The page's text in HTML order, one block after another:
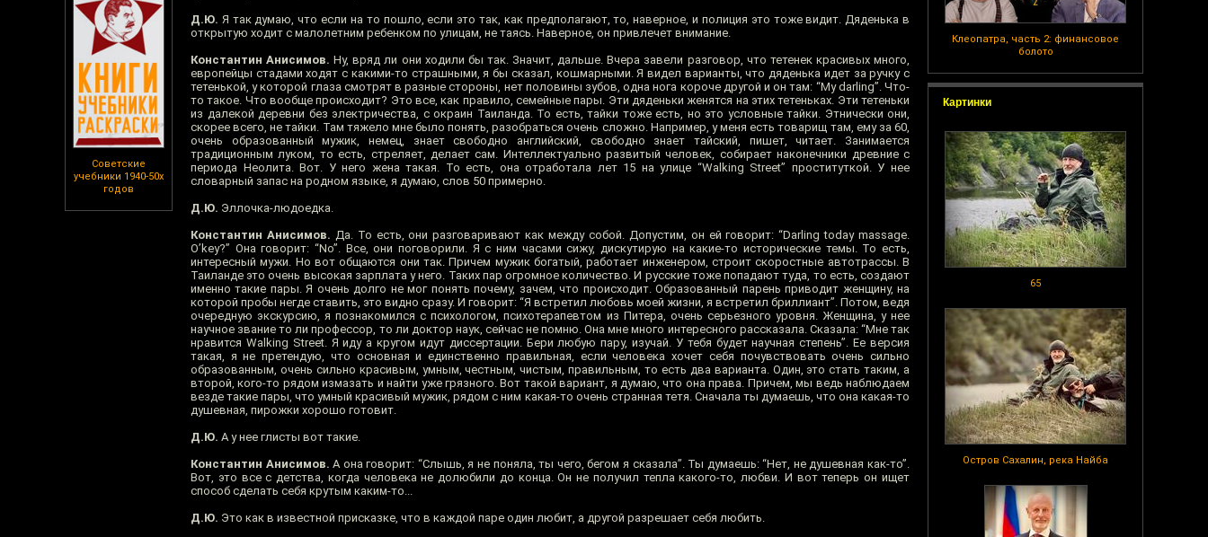
Советские
учебники 1940-50х
годов
Клеопатра, часть 2: финансовое
болото
Картинки
65
Остров Сахалин, река Найба
Д.Ю. Я так думаю, что если на то пошло, если это так, как предполагают, то, наверное, и полиция это тоже видит. Дяденька в
открытую ходит с малолетним ребенком по улицам, не таясь. Наверное, он привлечет внимание.
Константин Анисимов. Ну, вряд ли они ходили бы так. Значит, дальше. Вчера завели разговор, что тетенек красивых много,
европейцы стадами ходят с какими-то страшными, я бы сказал, кошмарными. Я видел варианты, что дяденька идет за ручку с
тетенькой, у которой глаза смотрят в разные стороны, нет половины зубов, одна нога короче другой и он там: “My darling”. Что-
то такое. Что вообще происходит? Это все, как правило, семейные пары. Эти дяденьки женятся на этих тетеньках. Эти тетеньки
из далекой деревни без электричества, с окраин Таиланда. То есть, тайки тоже есть, но это условные тайки. Этнически они,
скорее всего, не тайки. Там тяжело мне было понять, разобраться очень сложно. Например, у меня есть товарищ там, ему за 60,
очень образованный мужик, немец, знает свободно английский, свободно знает тайский, пишет, читает. Занимается
традиционным луком, то есть, стреляет, делает сам. Интеллектуально развитый человек, собирает наконечники древние с
периода Неолита. Вот. У него жена такая. То есть, она отработала лет 15 на улице “Walking Street” проституткой. У нее
словарный запас на родном языке, я думаю, слов 50 примерно.
Д.Ю. Эллочка-людоедка.
Константин Анисимов. Да. То есть, они разговаривают как между собой. Допустим, он ей говорит: “Darling today massage.
O’key?” Она говорит: “No”. Все, они поговорили. Я с ним часами сижу, дискутирую на какие-то исторические темы. То есть,
интересный мужи. Но вот общаются они так. Причем мужик богатый, работает инженером, строит скоростные автотрассы. В
Таиланде это очень высокая зарплата у него. Таких пар огромное количество. И русские тоже попадают туда, то есть, создают
именно такие пары. Я очень долго не мог понять почему, зачем, что происходит. Образованный парень приводит женщину, на
которой пробы негде ставить, это видно сразу. И говорит: “Я встретил любовь моей жизни, я встретил бриллиант”. Потом, ведя
очередную экскурсию, я познакомился с психологом, психотерапевтом из Питера, очень серьезного уровня. Женщина, у нее
научное звание то ли профессор, то ли доктор наук, сейчас не помню. Она мне много интересного рассказала. Сказала: “Мне так
нравится Walking Street. Я иду а кругом идут диссертации. Бери любую пару, изучай. У тебя будет научная степень”. Ее версия
такая, я не претендую, что основная и единственно правильная, если человека хочет себя почувствовать очень сильно
образованным, очень сильно красивым, умным, честным, чистым, правильным, то есть два варианта. Один, это стать таким, а
второй, кого-то рядом измазать и найти уже грязного. Вот такой вариант, я думаю, что она права. Причем, мы ведь наблюдаем
везде такие пары, что умный красивый мужик, рядом с ним какая-то очень странная тетя. Сначала ты думаешь, что она какая-то
душевная, пирожки хорошо готовит.
Д.Ю. А у нее глисты вот такие.
Константин Анисимов. А она говорит: “Слышь, я не поняла, ты чего, бегом я сказала”. Ты думаешь: “Нет, не душевная как-то”.
Вот, это все с детства, когда человека не долюбили до конца. Он не получил тепла какого-то, любви. И вот теперь он ищет
способ сделать себя крутым каким-то...
Д.Ю. Это как в известной присказке, что в каждой паре один любит, а другой разрешает себя любить.